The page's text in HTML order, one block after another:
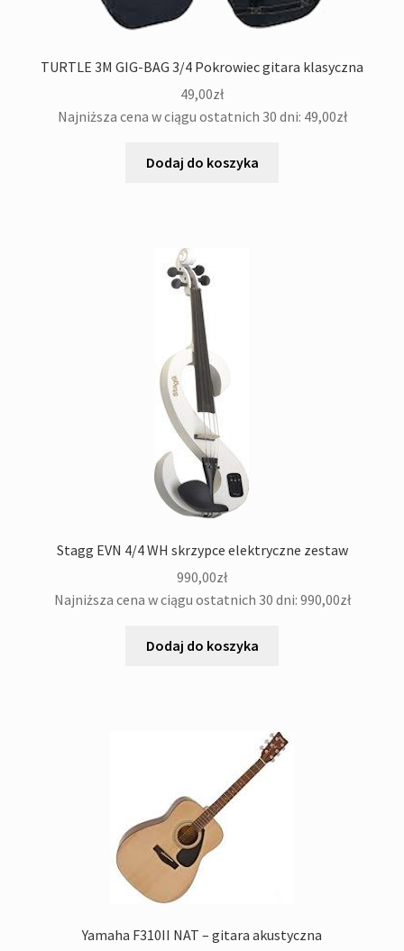
TURTLE 3M GIG-BAG 3/4 Pokrowiec gitara klasyczna
49,00zł
Najniższa cena w ciągu ostatnich 30 dni: 49,00zł
Dodaj do koszyka
Stagg EVN 4/4 WH skrzypce elektryczne zestaw
990,00zł
Najniższa cena w ciągu ostatnich 30 dni: 990,00zł
Dodaj do koszyka
Yamaha F310II NAT – gitara akustyczna